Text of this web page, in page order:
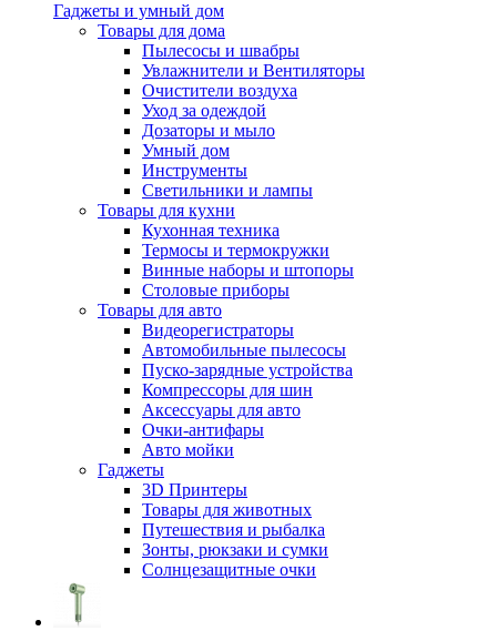
Гаджеты и умный дом
Товары для дома
Пылесосы и швабры
Увлажнители и Вентиляторы
Очистители воздуха
Уход за одеждой
Дозаторы и мыло
Умный дом
Инструменты
Светильники и лампы
Товары для кухни
Кухонная техника
Термосы и термокружки
Винные наборы и штопоры
Столовые приборы
Товары для авто
Видеорегистраторы
Автомобильные пылесосы
Пуско-зарядные устройства
Компрессоры для шин
Аксессуары для авто
Очки-антифары
Авто мойки
Гаджеты
3D Принтеры
Товары для животных
Путешествия и рыбалка
Зонты, рюкзаки и сумки
Солнцезащитные очки